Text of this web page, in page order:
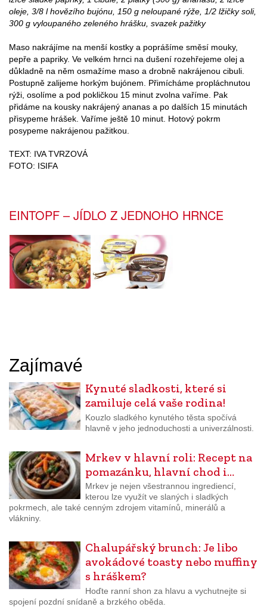
oleje, 3/8 l hovězího bujónu, 150 g neloupané rýže, 1/2 lžičky soli,
300 g vyloupaného zeleného hrášku, svazek pažitky
Maso nakrájíme na menší kostky a poprášíme směsí mouky,
pepře a papriky. Ve velkém hrnci na dušení rozehřejeme olej a
důkladně na něm osmažíme maso a drobně nakrájenou cibuli.
Postupně zalijeme horkým bujónem. Přimícháme propláchnutou
rýži, osolíme a pod pokličkou 15 minut zvolna vaříme. Pak
přidáme na kousky nakrájený ananas a po dalších 15 minutách
přisypeme hrášek. Vaříme ještě 10 minut. Hotový pokrm
posypeme nakrájenou pažitkou.
TEXT: IVA TVRZOVÁ
FOTO: ISIFA
EINTOPF – JÍDLO Z JEDNOHO HRNCE
Zajímavé
Kynuté sladkosti, které si
zamiluje celá vaše rodina!
Kouzlo sladkého kynutého těsta spočívá
hlavně v jeho jednoduchosti a univerzálnosti.
Mrkev v hlavní roli: Recept na
pomazánku, hlavní chod i…
Mrkev je nejen všestrannou ingrediencí,
kterou lze využít ve slaných i sladkých
pokrmech, ale také cenným zdrojem vitamínů, minerálů a
vlákniny.
Chalupářský brunch: Je libo
avokádové toasty nebo muffiny
s hráškem?
Hoďte ranní shon za hlavu a vychutnejte si
spojení pozdní snídaně a brzkého oběda.